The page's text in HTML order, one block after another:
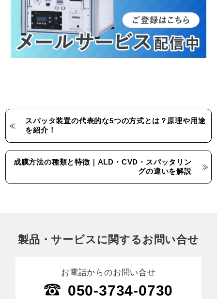
スパッタ装置の代表的な5つの方式とは？原理や用途
を紹介！
成膜方法の種類と特徴｜ALD・CVD・スパッタリン
グの違いを解説
製品・サービスに関するお問い合せ
お電話からのお問い合せ
050-3734-0730